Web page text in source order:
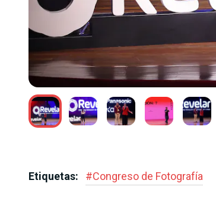
Etiquetas: #Congreso de Fotografía